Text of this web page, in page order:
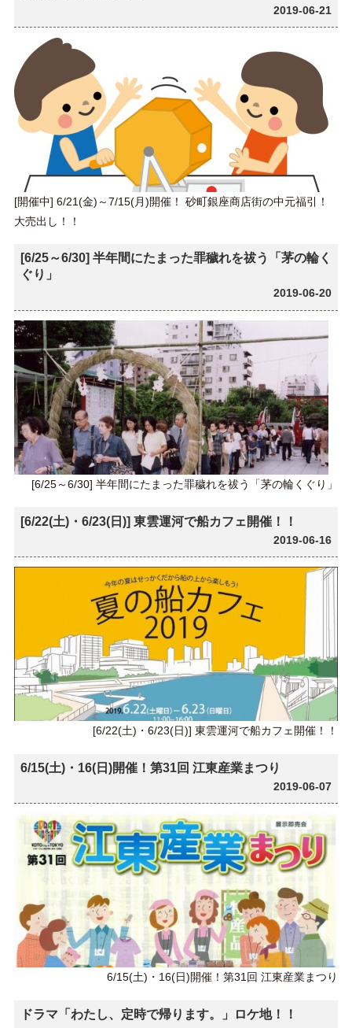
2019-06-21
[開催中] 6/21(金)～7/15(月)開催！ 砂町銀座商店街の中元福引！
大売出し！！
[6/25～6/30] 半年間にたまった罪穢れを祓う「茅の輪く
ぐり」
2019-06-20
[6/25～6/30] 半年間にたまった罪穢れを祓う「茅の輪くぐり」
[6/22(土)・6/23(日)] 東雲運河で船カフェ開催！！
2019-06-16
[6/22(土)・6/23(日)] 東雲運河で船カフェ開催！！
6/15(土)・16(日)開催！第31回 江東産業まつり
2019-06-07
6/15(土)・16(日)開催！第31回 江東産業まつり
ドラマ「わたし、定時で帰ります。」ロケ地！！